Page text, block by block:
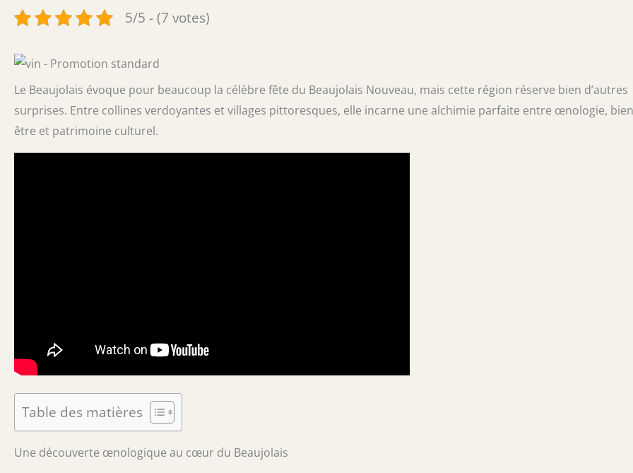
5/5 - (7 votes)
Le Beaujolais évoque pour beaucoup la célèbre fête du Beaujolais Nouveau, mais cette région réserve bien d’autres
surprises. Entre collines verdoyantes et villages pittoresques, elle incarne une alchimie parfaite entre œnologie,
être et patrimoine culturel.
Table des matières
Une découverte œnologique au cœur du Beaujolais